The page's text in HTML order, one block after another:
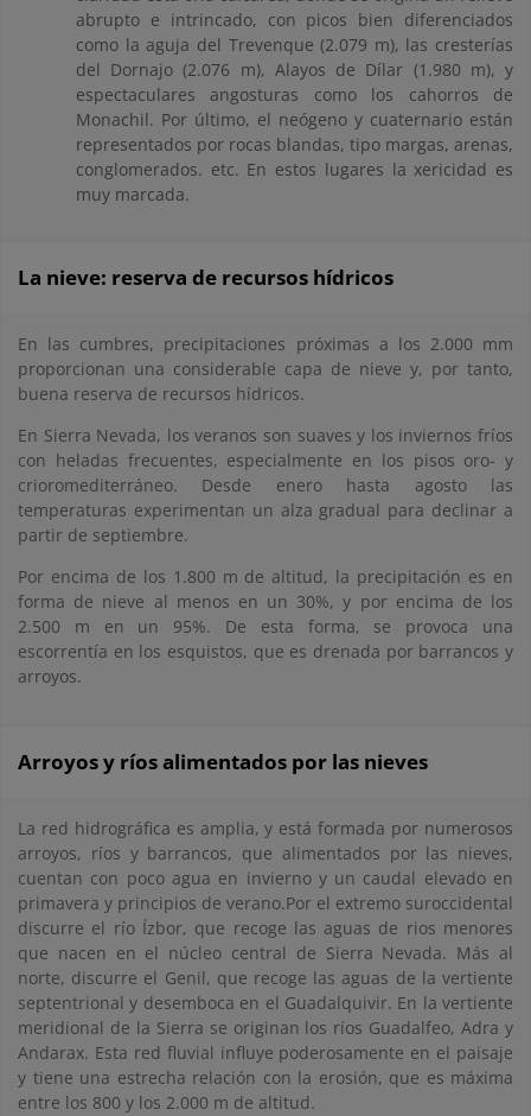
abrupto e intrincado, con picos bien diferenciados
como la aguja del Trevenque (2.079 m), las cresterías
del Dornajo (2.076 m), Alayos de Dílar (1.980 m), y
espectaculares angosturas como los cahorros de
Monachil. Por último, el neógeno y cuaternario están
representados por rocas blandas, tipo margas, arenas,
conglomerados. etc. En estos lugares la xericidad es
muy marcada.
La nieve: reserva de recursos hídricos
En las cumbres, precipitaciones próximas a los 2.000 mm
proporcionan una considerable capa de nieve y, por tanto,
buena reserva de recursos hídricos.
En Sierra Nevada, los veranos son suaves y los inviernos fríos
con heladas frecuentes, especialmente en los pisos oro- y
crioromediterráneo. Desde enero hasta agosto las
temperaturas experimentan un alza gradual para declinar a
partir de septiembre.
Por encima de los 1.800 m de altitud, la precipitación es en
forma de nieve al menos en un 30%, y por encima de los
2.500 m en un 95%. De esta forma, se provoca una
escorrentía en los esquistos, que es drenada por barrancos y
arroyos.
Arroyos y ríos alimentados por las nieves
La red hidrográfica es amplia, y está formada por numerosos
arroyos, ríos y barrancos, que alimentados por las nieves,
cuentan con poco agua en invierno y un caudal elevado en
primavera y principios de verano.Por el extremo suroccidental
discurre el río Ízbor, que recoge las aguas de rios menores
que nacen en el núcleo central de Sierra Nevada. Más al
norte, discurre el Genil, que recoge las aguas de la vertiente
septentrional y desemboca en el Guadalquivir. En la vertiente
meridional de la Sierra se originan los ríos Guadalfeo, Adra y
Andarax. Esta red fluvial influye poderosamente en el paisaje
y tiene una estrecha relación con la erosión, que es máxima
entre los 800 y los 2.000 m de altitud.